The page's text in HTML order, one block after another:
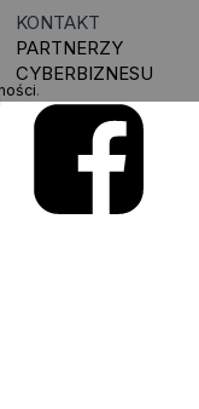
.
KONTAKT
PARTNERZY
CYBERBIZNESU